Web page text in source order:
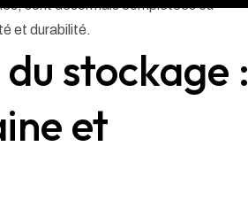
sont désormais complétées ou
et durabilité.
stockage :
et